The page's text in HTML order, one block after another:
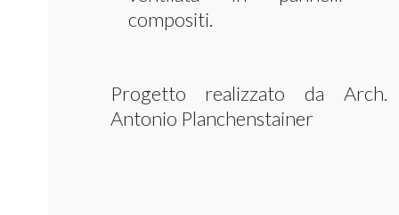
compositi.
Progetto realizzato da Arch.
Antonio Planchenstainer